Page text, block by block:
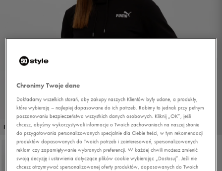
PROMO: DO -30%
Chronimy Twoje dane
Dokładamy wszelkich starań, aby zakupy naszych Klientów były udane, a produkty,
które wybierają – najlepiej dopasowane do ich potrzeb. Robimy to jednak przy pełnym
poszanowaniu bezpieczeństwa wszystkich danych osobowych. Kliknij „OK”, jeśli
chcesz, abyśmy wykorzystywali informacje o Twoich zachowaniach na naszej stronie
do przygotowania personalizowanych specjalnie dla Ciebie treści, w tym rekomendacji
produktów dopasowanych do Twoich potrzeb i zainteresowań, spersonalizowanych
reklam czy zapamiętywanie wybranych preferencji. W każdej chwili możesz zmienić
swoją decyzję i ustawienia dotyczące plików cookie wybierając „Dostosuj”. Jeśli nie
chcesz otrzymywać spersonalizowanej oferty produktów, dopasowanych do Twoich